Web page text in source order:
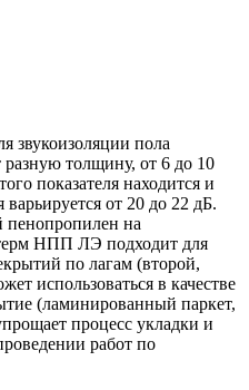
звукоизоляции пола
разную толщину, от 6 до 10
показателя находится и
от 20 до 22 дБ.
пенопропилен на
НПП ЛЭ подходит для
по лагам (второй,
использоваться в качестве
(ламинированный паркет,
процесс укладки и
работ по